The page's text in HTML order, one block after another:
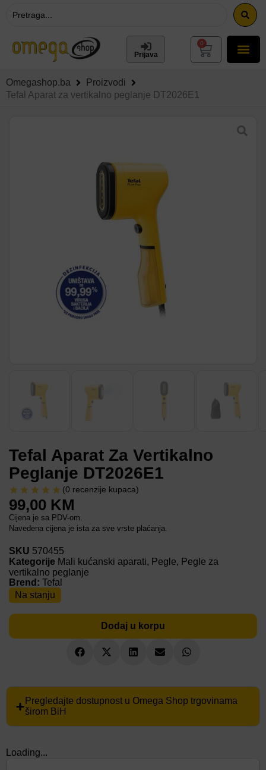
Prijava
0
Omegashop.ba
Proizvodi
Tefal Aparat za vertikalno peglanje DT2026E1
Tefal Aparat Za Vertikalno
Peglanje DT2026E1
(0 recenzije kupaca)
99,00 KM
Cijena je sa PDV-om.
Navedena cijena je ista za sve vrste plaćanja.
SKU 570455
Kategorije Mali kućanski aparati, Pegle, Pegle za
vertikalno peglanje
Brend: Tefal
Na stanju
Dodaj u korpu
Pregledajte dostupnost u Omega Shop trgovinama
širom BiH
Loading...